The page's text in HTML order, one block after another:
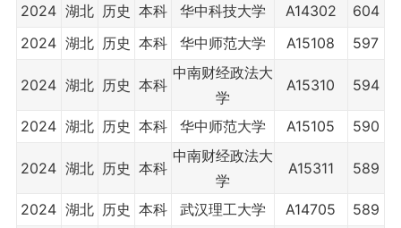
2024 湖北 历史 本科 华中科技大学 A14302
604
2024 湖北 历史 本科 华中师范大学 A15108 597
2024 湖北 历史 本科
中南财经政法大
学
A15310 594
2024 湖北 历史 本科 华中师范大学 A15105 590
2024 湖北 历史 本科
中南财经政法大
学
A15311 589
2024 湖北 历史 本科 武汉理工大学 A14705 589